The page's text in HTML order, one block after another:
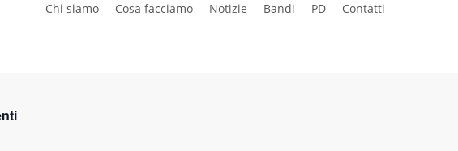
Chi siamo Cosa facciamo Notizie Bandi PD Contatti